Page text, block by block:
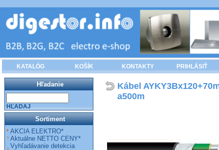
KATALÓG KOŠÍK KONTAKTY PRIHLÁSIŤ
Kábel
a500m
Hľadanie
HĽADAJ
Sortiment
AKCIA ELEKTRO*
Aktuálne NETTO CENY*
Vyhľadávanie detekcia